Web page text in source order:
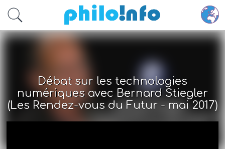
Accéder au contenu principal
Débat sur les technologies
numériques avec Bernard Stiegler
(Les Rendez-vous du Futur - mai 2017)